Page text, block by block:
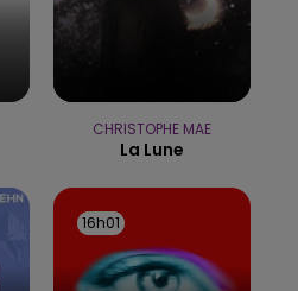
- 20h00
FM
CHRISTOPHE MAE
La Lune
16h01
16h01